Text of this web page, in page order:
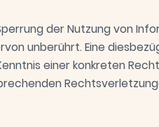
der Nutzung von
unberührt. Eine
einer konkreten